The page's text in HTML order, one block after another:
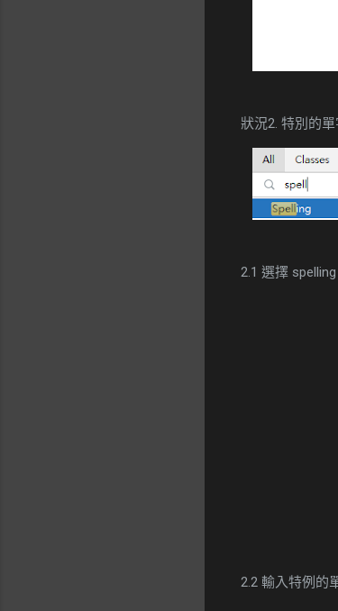
狀況2. 特別的
2.1 選擇 spelling
2.2 輸入特例的